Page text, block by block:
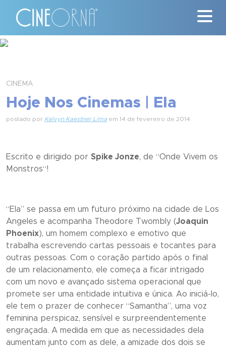
#ClássicosCineOrna
Nossa História
CINEMA
Hoje Nos Cinemas | Ela
postado por Kelvyn Kaestner Lima em 14 de fevereiro de 2014
Escrito e dirigido por Spike Jonze, de “Onde Vivem os
Monstros“!
“Ela” se passa em um futuro próximo na cidade de Los
Angeles e acompanha Theodore Twombly (Joaquin
Phoenix), um homem complexo e emotivo que
trabalha escrevendo cartas pessoais e tocantes para
outras pessoas. Com o coração partido após o final
de um relacionamento, ele começa a ficar intrigado
com um novo e avançado sistema operacional que
promete ser uma entidade intuitiva e única. Ao iniciá-lo,
ele tem o prazer de conhecer “Samantha”, uma voz
feminina perspicaz, sensível e surpreendentemente
engraçada. A medida em que as necessidades dela
aumentam junto com as dele, a amizade dos dois se